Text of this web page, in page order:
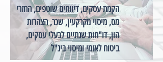
הקמת עסקים, דיווחים שוטפים, החזרי
מס, מיסוי מקרקעין, שכר, הצהרות
הון, דו"חות שנתיים לבעלי עסקים,
ביטוח לאומי ומיסוי בינ"ל